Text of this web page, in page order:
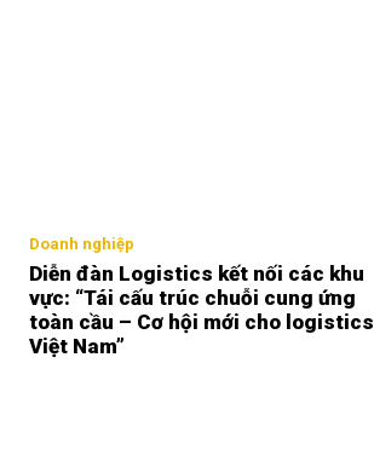
Doanh nghiệp
Diễn đàn Logistics kết nối các khu
vực: “Tái cấu trúc chuỗi cung ứng
toàn cầu – Cơ hội mới cho logistics
Việt Nam”